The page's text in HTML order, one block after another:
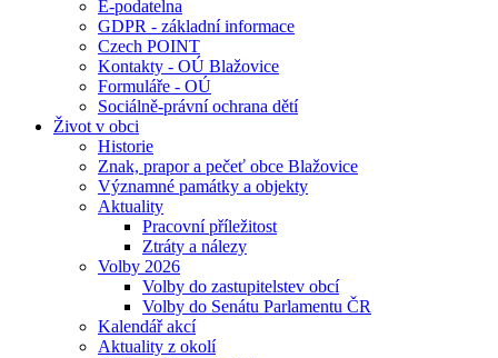
E-podatelna
GDPR - základní informace
Czech POINT
Kontakty - OÚ Blažovice
Formuláře - OÚ
Sociálně-právní ochrana dětí
Život v obci
Historie
Znak, prapor a pečeť obce Blažovice
Významné památky a objekty
Aktuality
Pracovní příležitost
Ztráty a nálezy
Volby 2026
Volby do zastupitelstev obcí
Volby do Senátu Parlamentu ČR
Kalendář akcí
Aktuality z okolí